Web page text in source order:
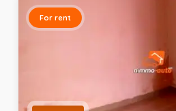
For rent